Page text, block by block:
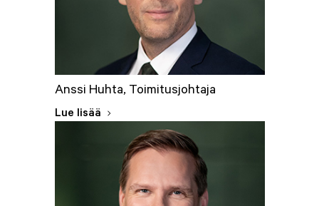
Anssi Huhta, Toimitusjohtaja
Lue lisää